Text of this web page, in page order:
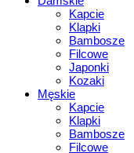
Kapcie
Klapki
Bambosze
Filcowe
Japonki
Kozaki
Męskie
Kapcie
Klapki
Bambosze
Filcowe